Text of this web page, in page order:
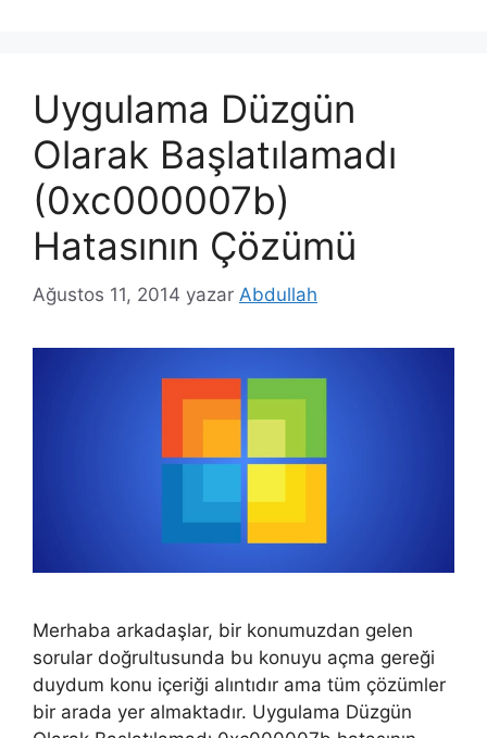
Uygulama Düzgün
Olarak Başlatılamadı
(0xc000007b)
Hatasının Çözümü
Ağustos 11, 2014 yazar Abdullah
Merhaba arkadaşlar, bir konumuzdan gelen
sorular doğrultusunda bu konuyu açma gereği
duydum konu içeriği alıntıdır ama tüm çözümler
bir arada yer almaktadır. Uygulama Düzgün